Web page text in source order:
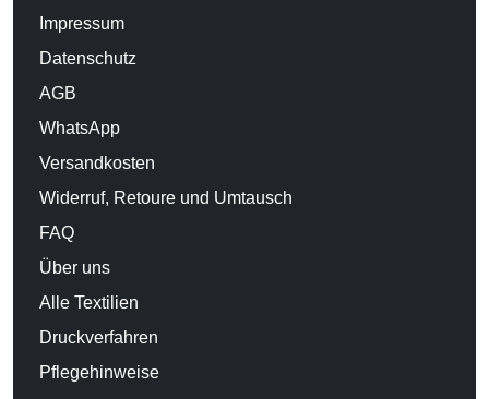
Impressum
Datenschutz
AGB
WhatsApp
Versandkosten
Widerruf, Retoure und Umtausch
FAQ
Über uns
Alle Textilien
Druckverfahren
Pflegehinweise